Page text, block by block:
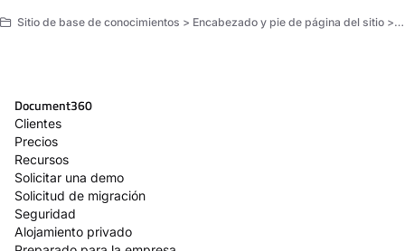
Sitio de base de conocimientos > Encabezado y pie de página del sitio > Site pages > Página principal
Document360
Clientes
Precios
Recursos
Solicitar una demo
Solicitud de migración
Seguridad
Alojamiento privado